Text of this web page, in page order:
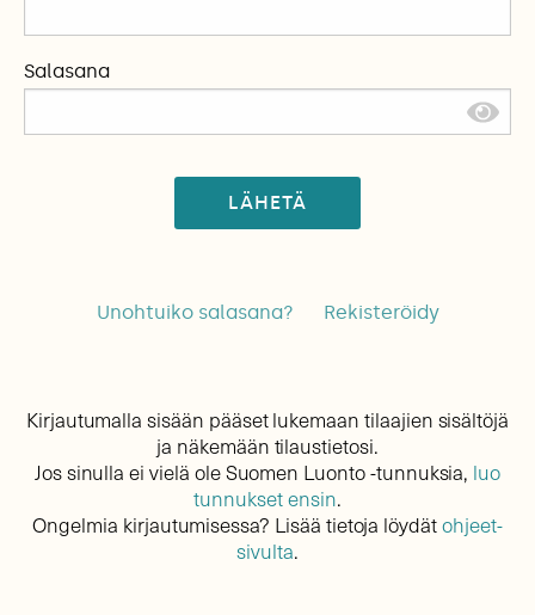
Salasana
LÄHETÄ
Unohtuiko salasana? Rekisteröidy
Kirjautumalla sisään pääset lukemaan tilaajien sisältöjä
ja näkemään tilaustietosi.
Jos sinulla ei vielä ole Suomen Luonto -tunnuksia, luo
tunnukset ensin.
Ongelmia kirjautumisessa? Lisää tietoja löydätohjeet-
sivulta.